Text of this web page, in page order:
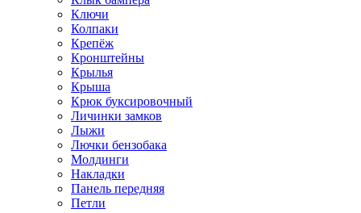
Ключи
Колпаки
Крепёж
Кронштейны
Крылья
Крыша
Крюк буксировочный
Личинки замков
Лыжи
Лючки бензобака
Молдинги
Накладки
Панель передняя
Петли